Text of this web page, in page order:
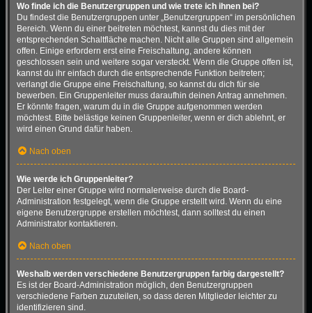
Wo finde ich die Benutzergruppen und wie trete ich ihnen bei?
Du findest die Benutzergruppen unter „Benutzergruppen“ im persönlichen
Bereich. Wenn du einer beitreten möchtest, kannst du dies mit der
entsprechenden Schaltfläche machen. Nicht alle Gruppen sind allgemein
offen. Einige erfordern erst eine Freischaltung, andere können
geschlossen sein und weitere sogar versteckt. Wenn die Gruppe offen ist,
kannst du ihr einfach durch die entsprechende Funktion beitreten;
verlangt die Gruppe eine Freischaltung, so kannst du dich für sie
bewerben. Ein Gruppenleiter muss daraufhin deinen Antrag annehmen.
Er könnte fragen, warum du in die Gruppe aufgenommen werden
möchtest. Bitte belästige keinen Gruppenleiter, wenn er dich ablehnt, er
wird einen Grund dafür haben.
Nach oben
Wie werde ich Gruppenleiter?
Der Leiter einer Gruppe wird normalerweise durch die Board-
Administration festgelegt, wenn die Gruppe erstellt wird. Wenn du eine
eigene Benutzergruppe erstellen möchtest, dann solltest du einen
Administrator kontaktieren.
Nach oben
Weshalb werden verschiedene Benutzergruppen farbig dargestellt?
Es ist der Board-Administration möglich, den Benutzergruppen
verschiedene Farben zuzuteilen, so dass deren Mitglieder leichter zu
identifizieren sind.